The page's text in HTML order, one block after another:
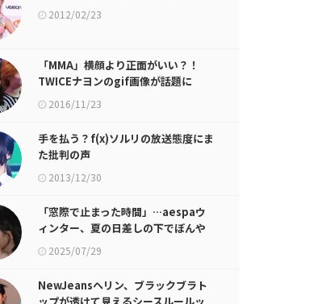
2012/02/23
「MMA」横顔より正面がいい？！
TWICEナヨンのgif画像が話題に
2016/11/23
手を払う？f(x)ソルリの放送態度にま
た批判の声
2013/12/30
「窓際で止まった時間」…aespaウ
ィンター、夏の日差しの下でぼんや
りとした深い視線
2025/07/29
NewJeansヘリン、ブラックブラト